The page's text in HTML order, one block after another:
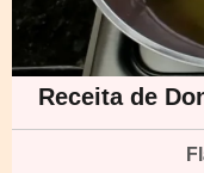
Receita de